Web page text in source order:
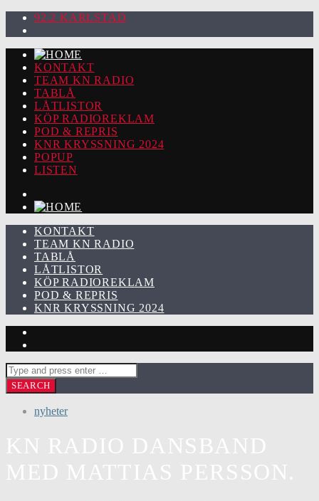
92.2 KARLSTAD
KONTAKT
TEAM KN RADIO
TABLÅ
LÅTLISTOR
KÖP RADIOREKLAM
POD & REPRIS
KNR KRYSSNING 2024
POPUP
LISTEN
KONTAKT
TEAM KN RADIO
TABLÅ
LÅTLISTOR
KÖP RADIOREKLAM
POD & REPRIS
KNR KRYSSNING 2024
nyheter